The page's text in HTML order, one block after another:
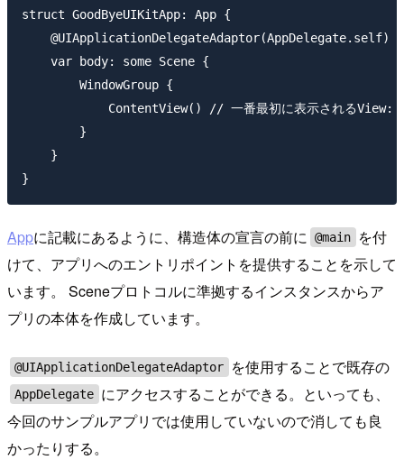
struct GoodByeUIKitApp: App {
@UIApplicationDelegateAdaptor(AppDelegate.self)
    var body: some Scene {
        WindowGroup {
ContentView() // 一番最初に表示されるView:
        }
    }
Appに記載にあるように、構造体の宣言の前に @main
を付
けて、アプリへのエントリポイントを提供することを示して
います。 Sceneプロトコルに準拠するインスタンスからア
プリの本体を作成しています。
@UIApplicationDelegateAdaptor を使用することで既存の
AppDelegate にアクセスすることができる。といっても、
今回のサンプルアプリでは使用していないので消しても良
かったりする。